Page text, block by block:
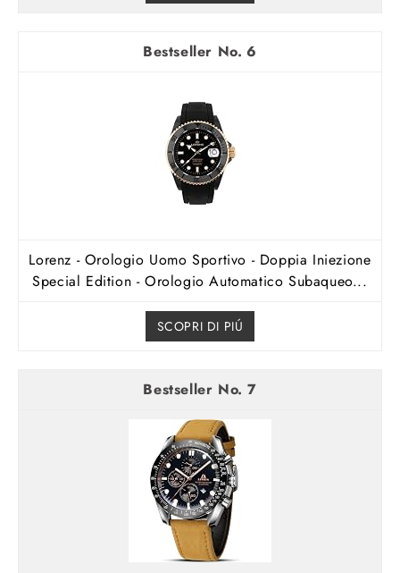
6
Lorenz - Orologio Uomo Sportivo - Doppia Iniezione
Special Edition - Orologio Automatico Subaqueo...
SCOPRI DI PIÚ
7